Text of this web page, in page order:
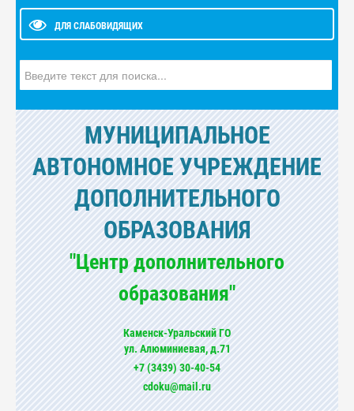
ДЛЯ СЛАБОВИДЯЩИХ
МУНИЦИПАЛЬНОЕ
АВТОНОМНОЕ УЧРЕЖДЕНИЕ
ДОПОЛНИТЕЛЬНОГО
ОБРАЗОВАНИЯ
"Центр дополнительного
образования"
Каменск-Уральский ГО
ул. Алюминиевая, д.71
+7 (3439) 30-40-54
cdoku@mail.ru